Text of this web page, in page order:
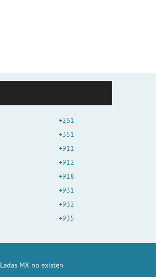
+261
+351
+911
+912
+918
+931
+932
+935
Ladas MX no existen